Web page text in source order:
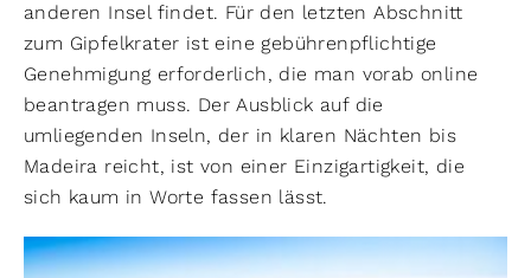
anderen Insel findet. Für den letzten Abschnitt
zum Gipfelkrater ist eine gebührenpflichtige
Genehmigung erforderlich, die man vorab online
beantragen muss. Der Ausblick auf die
umliegenden Inseln, der in klaren Nächten bis
Madeira reicht, ist von einer Einzigartigkeit, die
sich kaum in Worte fassen lässt.